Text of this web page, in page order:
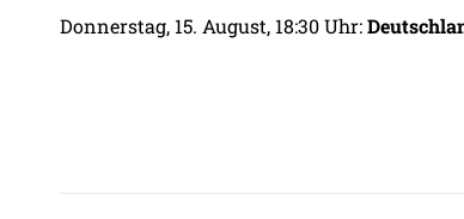
Donnerstag, 15. August, 18:30 Uhr: